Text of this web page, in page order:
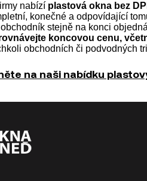
nabízí plastová okna bez
konečné a odpovídající
stejně na konci
koncovou cenu,
obchodních či podvodných
na naši nabídku